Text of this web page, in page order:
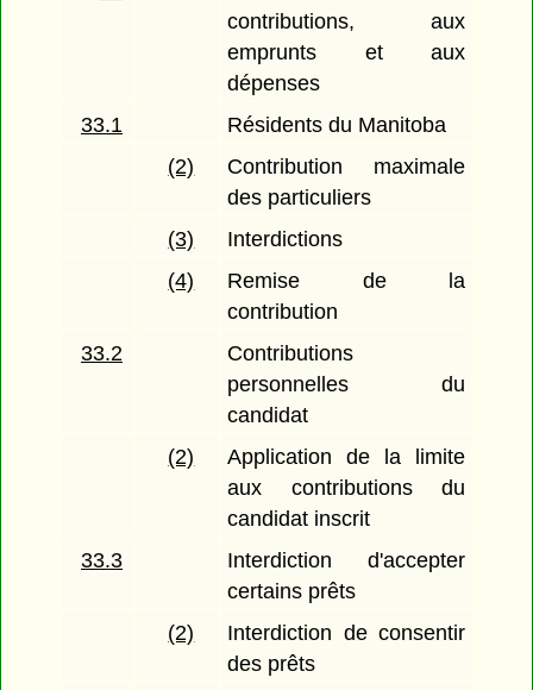
contributions, aux
emprunts et aux
dépenses
33.1
Résidents du Manitoba
(2)
Contribution maximale
des particuliers
(3)
Interdictions
(4)
Remise de la
contribution
33.2
Contributions
personnelles du
candidat
(2)
Application de la limite
aux contributions du
candidat inscrit
33.3
Interdiction d'accepter
certains prêts
(2)
Interdiction de consentir
des prêts